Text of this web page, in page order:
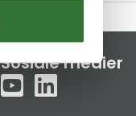
Sosiale medier